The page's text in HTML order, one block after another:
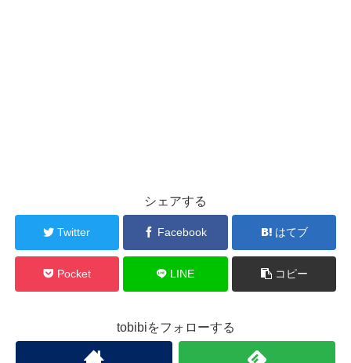
シェアする
Twitter Facebook はてブ
Pocket LINE コピー
tobibiをフォローする